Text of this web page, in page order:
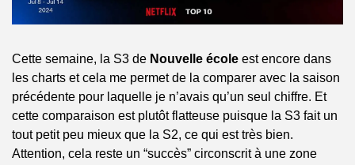
Cette semaine, la S3 de Nouvelle école est encore dans
les charts et cela me permet de la comparer avec la saison
précédente pour laquelle je n’avais qu’un seul chiffre. Et
cette comparaison est plutôt flatteuse puisque la S3 fait un
tout petit peu mieux que la S2, ce qui est très bien.
Attention, cela reste un “succès” circonscrit à une zone